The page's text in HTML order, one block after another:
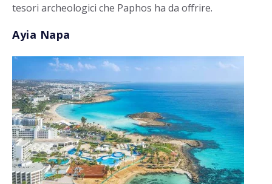
tesori archeologici che Paphos ha da offrire.
Ayia Napa